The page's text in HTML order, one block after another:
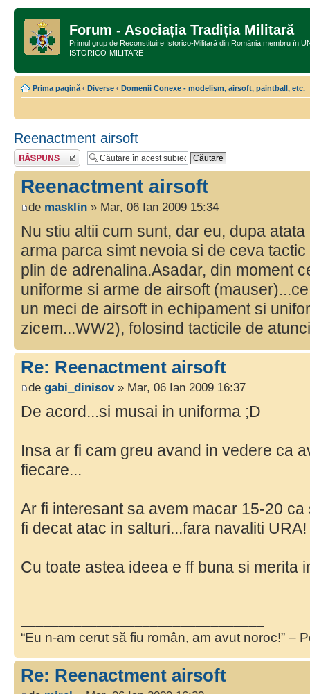
Forum - Asociația Tradiția Militară
Primul grup de Reconstituire Istorico-Militară din România membru în
ISTORICO-MILITARE
Prima pagină ‹ Diverse ‹ Domenii Conexe - modelism, airsoft, paintball, etc.
Reenactment airsoft
Răspunde
Reenactment airsoft
de masklin » Mar, 06 Ian 2009 15:34
Nu stiu altii cum sunt, dar eu, dupa
arma parca simt nevoia si de ceva
plin de adrenalina.Asadar, din moment
uniforme si arme de airsoft
un meci de airsoft in echipament si
zicem...WW2), folosind tacticile de
Re: Reenactment airsoft
de gabi_dinisov» Mar, 06 Ian 2009 16:37
De acord...si musai in uniforma ;D
Insa ar fi cam greu avand in vedere ca
fiecare...
Ar fi interesant sa avem macar 15-20
fi decat atac in salturi...fara navaliti URA!
Cu toate astea ideea e ff buna si merita
“Eu n-am cerut să fiu român, am avut noroc!” –
Re: Reenactment airsoft